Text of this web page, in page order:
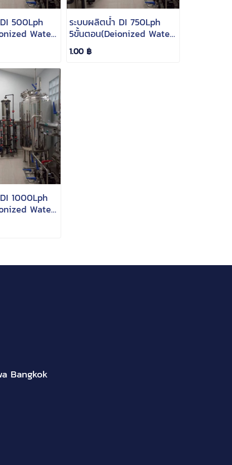
500Lph
Water
ระบบผลิตน้ำ DI 750Lph
5ขั้นตอน(Deionized Water
Filter)
1.00 ฿
1000Lph
Water
Bangkok